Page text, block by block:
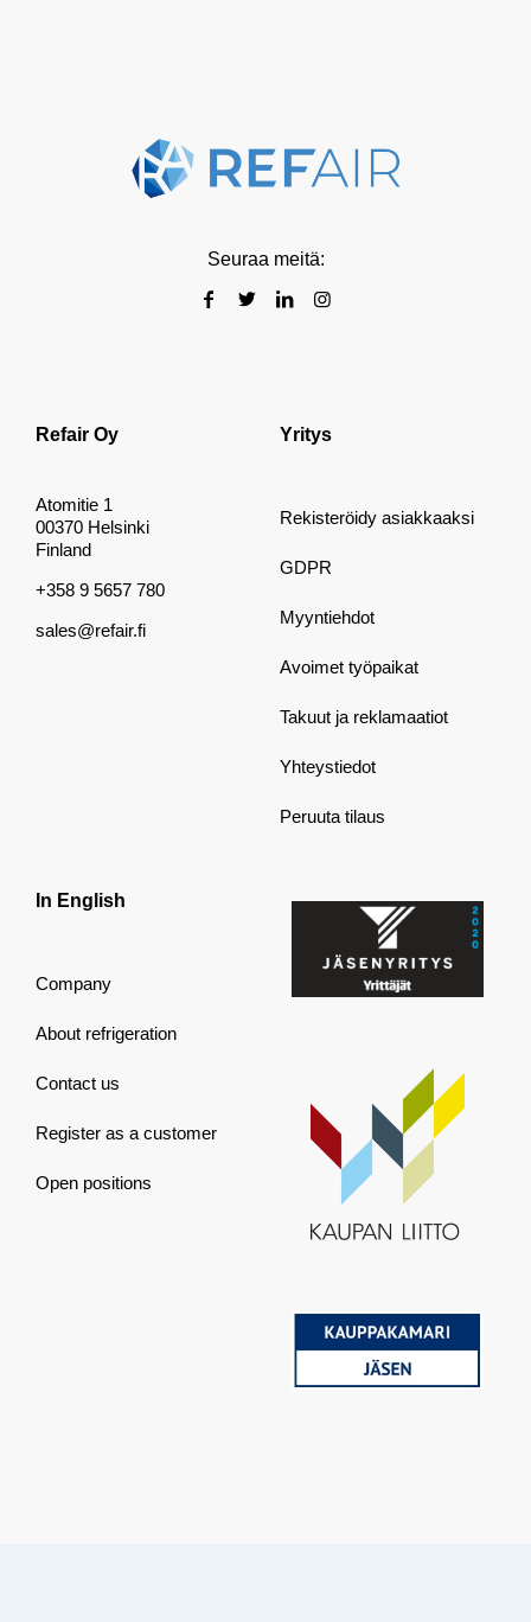
Seuraa meitä:
Refair Oy
Atomitie 1
00370 Helsinki
Finland
+358 9 5657 780
sales@refair.fi
Yritys
Rekisteröidy asiakkaaksi
GDPR
Myyntiehdot
Avoimet työpaikat
Takuut ja reklamaatiot
Yhteystiedot
Peruuta tilaus
In English
Company
About refrigeration
Contact us
Register as a customer
Open positions